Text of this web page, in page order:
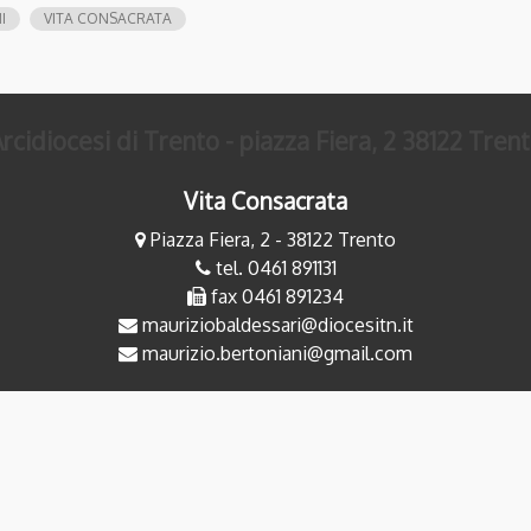
VITA CONSACRATA
Vita Consacrata
Piazza Fiera, 2 - 38122 Trento
tel. 0461 891131
fax 0461 891234
mauriziobaldessari@diocesitn.it
maurizio.bertoniani@gmail.com